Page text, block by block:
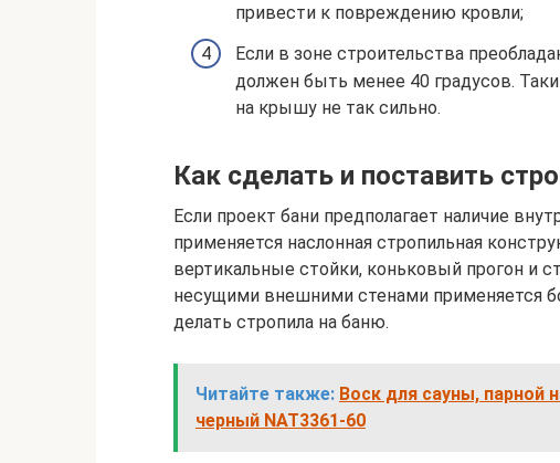
привести к повреждению кровли;
Если в зоне строительства
должен быть менее 40 градусов.
на крышу не так сильно.
Как сделать и поставить
Если проект бани предполагает наличие
применяется наслонная стропильная
вертикальные стойки, коньковый прогон и
несущими внешними стенами применяется
делать стропила на баню.
Читайте также: Воск для сауны, парной
черный NAT3361-60